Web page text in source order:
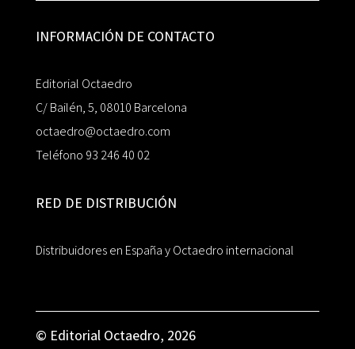
INFORMACIÓN DE CONTACTO
Editorial Octaedro
C/ Bailén, 5, 08010 Barcelona
octaedro@octaedro.com
Teléfono 93 246 40 02
RED DE DISTRIBUCIÓN
Distribuidores en España y Octaedro internacional
© Editorial Octaedro, 2026